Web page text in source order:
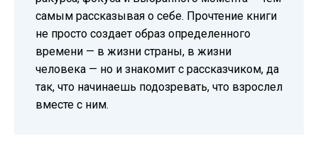
самым рассказывая о себе. Прочтение книги
не просто создает образ определенного
времени — в жизни страны, в жизни
человека — но и знакомит с рассказчиком, да
так, что начинаешь подозревать, что взрослел
вместе с ним.